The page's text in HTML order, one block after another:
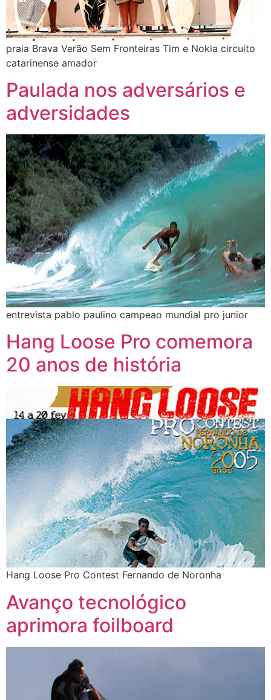
praia Brava Verão Sem Fronteiras Tim e Nokia circuito
catarinense amador
Paulada nos adversários e
adversidades
entrevista pablo paulino campeao mundial pro junior
Hang Loose Pro comemora
20 anos de história
Hang Loose Pro Contest Fernando de Noronha
Avanço tecnológico
aprimora foilboard